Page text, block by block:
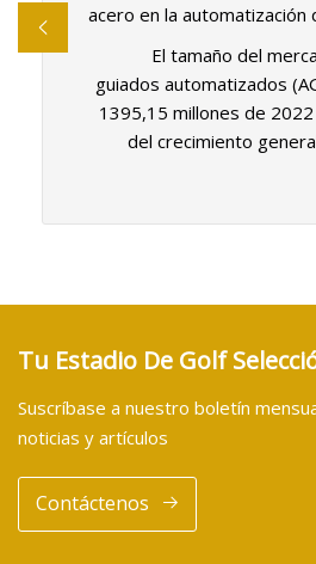
acero en la automatización
El tamaño del
guiados automatizados
1395,15 millones de
del crecimiento
Tu Estadio De Golf
Suscríbase a nuestro boletín
noticias y artículos
Contáctenos